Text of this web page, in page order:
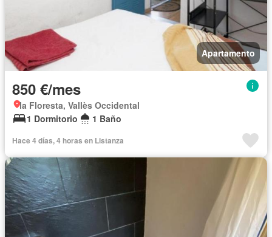
Apartamento
850 €/mes
la Floresta, Vallès Occidental
1 Dormitorio
1 Baño
Hace 4 días, 4 horas en Listanza